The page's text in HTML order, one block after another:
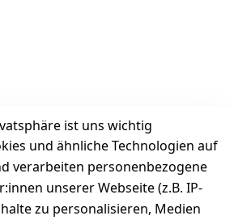
ist uns wichtig
und ähnliche Technologien auf
verarbeiten personenbezogene
unserer Webseite (z.B. IP-
zu personalisieren, Medien